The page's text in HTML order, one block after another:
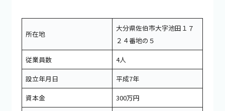
所在地
大分県佐伯市大字池田１７
２４番地の５
従業員数
4人
設立年月日
平成7年
資本金
300万円